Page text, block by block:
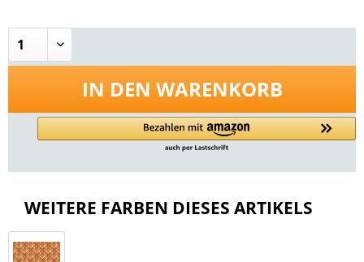
IN DEN WARENKORB
WEITERE FARBEN DIESES ARTIKELS